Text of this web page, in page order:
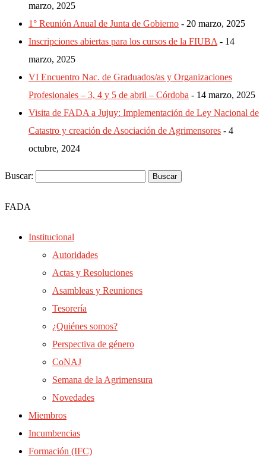
marzo, 2025
1° Reunión Anual de Junta de Gobierno
20 marzo, 2025
Inscripciones abiertas para los cursos de la FIUBA
14
marzo, 2025
VI Encuentro Nac. de Graduados/as y Organizaciones
Profesionales – 3, 4 y 5 de abril – Córdoba
14 marzo, 2025
Visita de FADA a Jujuy: Implementación de Ley Nacional de
Catastro y creación de Asociación de Agrimensores
4
octubre, 2024
Buscar:
FADA
Institucional
Autoridades
Actas y Resoluciones
Asambleas y Reuniones
Tesorería
¿Quiénes somos?
Perspectiva de género
CoNAJ
Semana de la Agrimensura
Novedades
Miembros
Incumbencias
Formación (IFC)